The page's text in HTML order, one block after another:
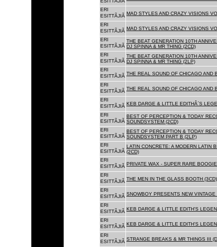
ERI
ESITTÃJIÃ MAD STYLES AND CRAZY VISIONS
ERI
ESITTÃJIÃ MAD STYLES AND CRAZY VISIONS
ERI
ESITTÃJIÃ
THE BEAT GENERATION 10TH
DJ SPINNA & MR THING (2CD)
ERI
ESITTÃJIÃ
THE BEAT GENERATION 10TH
DJ SPINNA & MR THING (2LP)
ERI
ESITTÃJIÃ THE REAL SOUND OF CHICAGO AND
ERI
ESITTÃJIÃ THE REAL SOUND OF CHICAGO AND
ERI
ESITTÃJIÃ KEB DARGE & LITTLE EDITHÂ´S
ERI
ESITTÃJIÃ
BEST OF PERCEPTION & TODAY
SOUNDSYSTEM (2CD)
ERI
ESITTÃJIÃ
BEST OF PERCEPTION & TODAY
SOUNDSYSTEM PART B (2LP)
ERI
ESITTÃJIÃ
LATIN CONCRETE: A MODERN LATIN
(2CD)
ERI
ESITTÃJIÃ PRIVATE WAX - SUPER RARE
ERI
ESITTÃJIÃ THE MEN IN THE GLASS BOOTH (3CD)
ERI
ESITTÃJIÃ SNOWBOY PRESENTS NEW VINTAGE
ERI
ESITTÃJIÃ KEB DARGE & LITTLE EDITH'S
ERI
ESITTÃJIÃ KEB DARGE & LITTLE EDITH'S
ERI
ESITTÃJIÃ STRANGE BREAKS & MR THINGS III